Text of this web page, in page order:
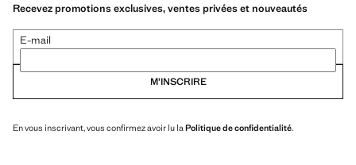
Recevez promotions exclusives, ventes privées et nouveautés
E-mail
M’INSCRIRE
En vous inscrivant, vous confirmez avoir lu laPolitique de confidentialité.